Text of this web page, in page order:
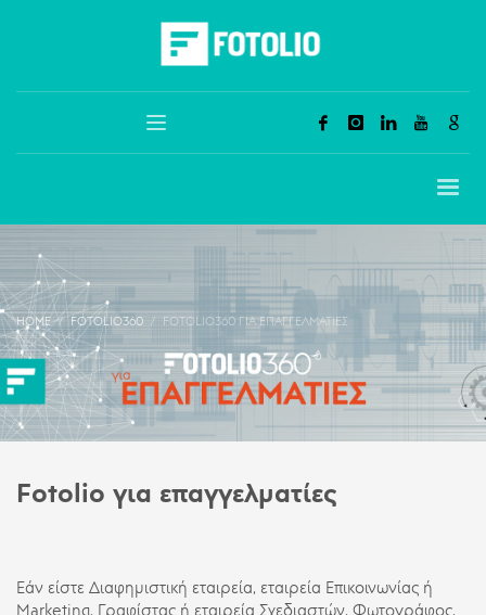
HOME FOTOLIO360 FOTOLIO360 ΓΙΑ ΕΠΑΓΓΕΛΜΑΤΊΕΣ
Fotolio για επαγγελματίες
Εάν είστε Διαφημιστική εταιρεία, εταιρεία Επικοινωνίας ή